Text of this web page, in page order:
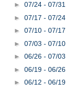
► 07/24 - 07/31
► 07/17 - 07/24
► 07/10 - 07/17
► 07/03 - 07/10
► 06/26 - 07/03
► 06/19 - 06/26
► 06/12 - 06/19